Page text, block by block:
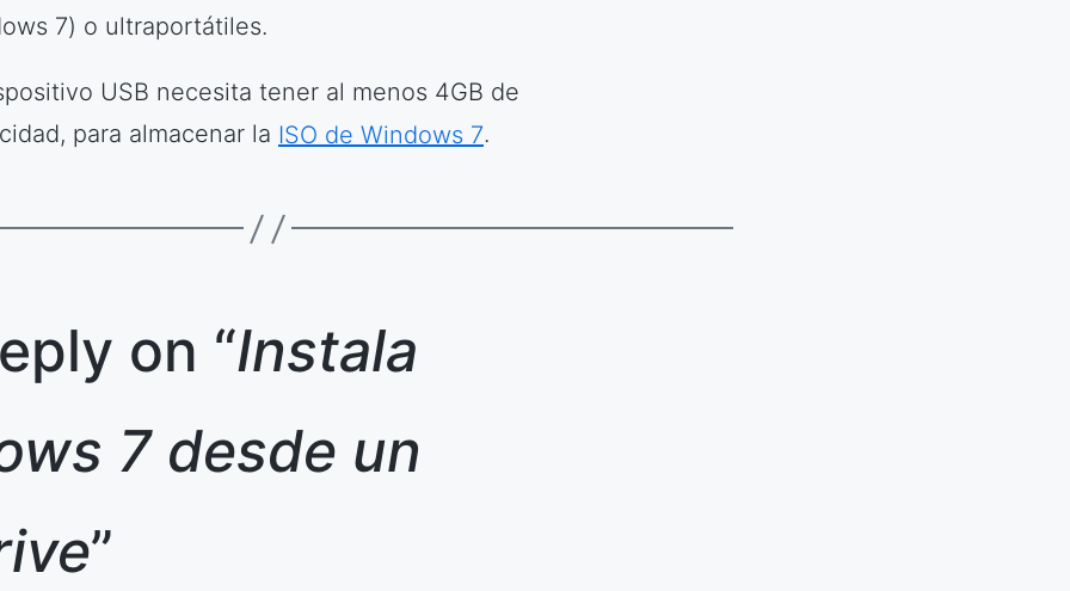
7) o ultraportátiles.
USB necesita tener al menos 4GB de
para almacenar la ISO de Windows 7.
on “Instala
7 desde un
”